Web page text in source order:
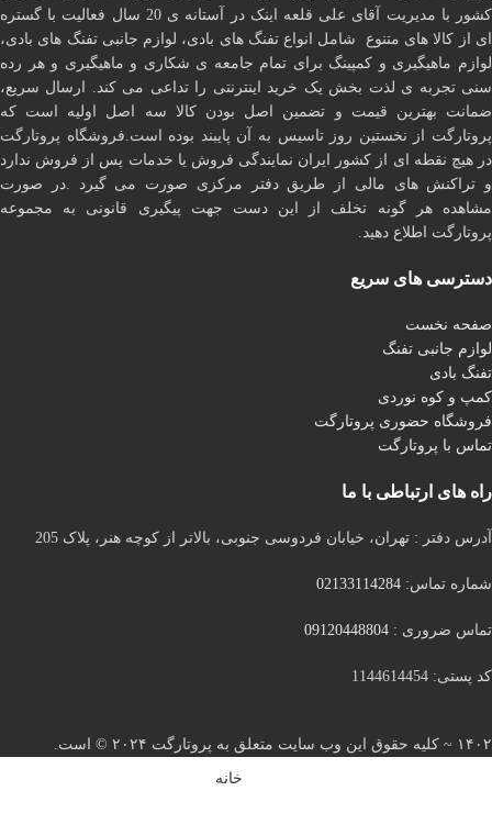
کشور با مدیریت آقای علی قلعه اینک در آستانه ی 20 سال فعالیت با گستره
ای از کالا های متنوع شامل انواع تفنگ های بادی، لوازم جانبی تفنگ های بادی،
لوازم ماهیگیری و کمپینگ برای تمام جامعه ی شکاری و ماهیگیری و هر رده
سنی تجربه ی لذت بخش یک خرید اینترنتی را تداعی می کند. ارسال سریع،
ضمانت بهترین قیمت و تضمین اصل بودن کالا سه اصل اولیه است که
پروتارگت از نخستین روز تاسیس به آن پایبند بوده است.فروشگاه پروتارگت
در هیچ نقطه ای از کشور ایران نمایندگی فروش یا خدمات پس از فروش ندارد
و تراکنش های مالی از طریق دفتر مرکزی صورت می گیرد .در صورت
مشاهده هر گونه تخلف از این دست جهت پیگیری قانونی به مجموعه
پروتارگت اطلاع دهید.
دسترسی های سریع
صفحه نخست
لوازم جانبی تفنگ
تفنگ بادی
کمپ و کوه نوردی
فروشگاه حضوری پروتارگت
تماس با پروتارگت
راه های ارتباطی با ما
آدرس دفتر : تهران، خیابان فردوسی جنوبی، بالاتر از کوچه هنر، پلاک 205
شماره تماس: 02133114284
تماس ضروری : 09120448804
کد پستی: 1144614454
۱۴۰۲ ~ کلیه حقوق این وب سایت متعلق به پروتارگت ۲۰۲۴ ©️ است.
خانه